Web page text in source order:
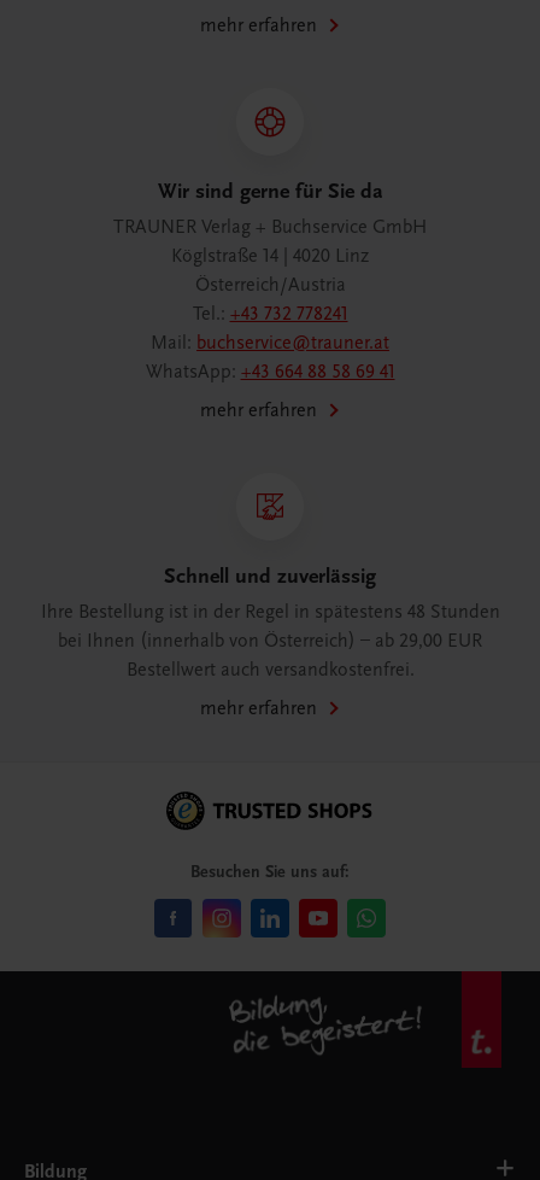
mehr erfahren
Wir sind gerne für Sie da
TRAUNER Verlag + Buchservice GmbH
Köglstraße 14 | 4020 Linz
Österreich/Austria
Tel.: +43 732 778241
Mail: buchservice@trauner.at
WhatsApp: +43 664 88 58 69 41
mehr erfahren
Schnell und zuverlässig
Ihre Bestellung ist in der Regel in spätestens 48 Stunden
bei Ihnen (innerhalb von Österreich) – ab 29,00 EUR
Bestellwert auch versandkostenfrei.
mehr erfahren
Besuchen Sie uns auf:
Bildung